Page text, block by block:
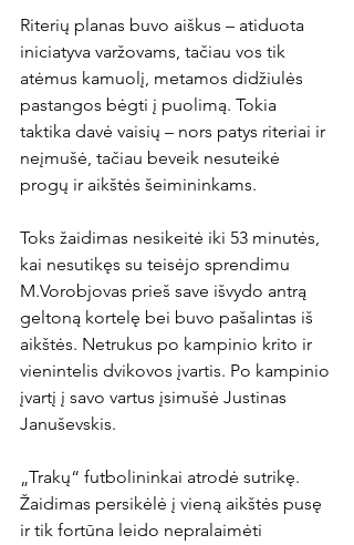
Riterių planas buvo aiškus – atiduota
iniciatyva varžovams, tačiau vos tik
atėmus kamuolį, metamos didžiulės
pastangos bėgti į puolimą. Tokia
taktika davė vaisių – nors patys riteriai ir
neįmušė, tačiau beveik nesuteikė
progų ir aikštės šeimininkams.
Toks žaidimas nesikeitė iki 53 minutės,
kai nesutikęs su teisėjo sprendimu
M.Vorobjovas prieš save išvydo antrą
geltoną kortelę bei buvo pašalintas iš
aikštės. Netrukus po kampinio krito ir
vienintelis dvikovos įvartis. Po kampinio
įvartį į savo vartus įsimušė Justinas
Januševskis.
„Trakų“ futbolininkai atrodė sutrikę.
Žaidimas persikėlė į vieną aikštės pusę
ir tik fortūna leido nepralaimėti